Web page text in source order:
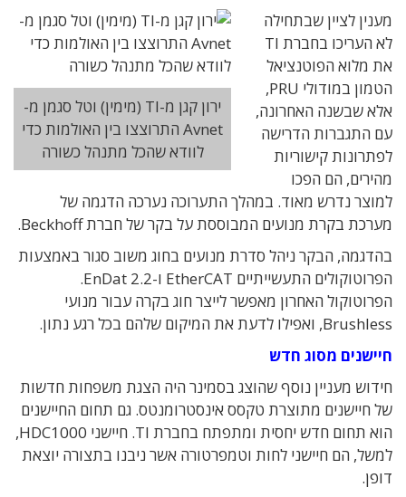
ירון קגן מ-TI (מימין) וטל סגמן מ-
Avnet התרוצצו בין האולמות כדי
לוודא שהכל מתנהל כשורה
מענין לציין שבתחילה
לא העריכו בחברת TI
את מלוא הפוטנציאל
הטמון במודולי PRU,
אלא שבשנה האחרונה,
עם התגברות הדרישה
לפתרונות קישוריות
מהירים, הם הפכו
למוצר נדרש מאוד. במהלך התערוכה נערכה הדגמה של
מערכת בקרת מנועים המבוססת על בקר של חברת Beckhoff.
בהדגמה, הבקר ניהל סדרת מנועים בחוג משוב סגור באמצעות
הפרוטוקולים התעשייתיים EtherCAT ו-EnDat 2.2.
הפרוטוקול האחרון מאפשר לייצר חוג בקרה עבור מנועי
Brushless, ואפילו לדעת את המיקום שלהם בכל רגע נתון.
חיישנים מסוג חדש
חידוש מעניין נוסף שהוצג בסמינר היה הצגת משפחות חדשות
של חיישנים מתוצרת טקסס אינסטרומנטס. גם תחום החיישנים
הוא תחום חדש יחסית ומתפתח בחברת TI. חיישני HDC1000,
למשל, הם חיישני לחות וטמפרטורה אשר ניבנו בתצורה יוצאת
דופן.